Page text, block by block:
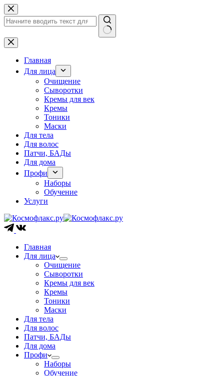
Перейти
к
сути
Ничего
не
найденоГлавная
Для лица
Очищение
Сыворотки
Кремы для век
Кремы
Тоники
Маски
Для тела
Для волос
Патчи, БАДы
Для дома
Профи
Наборы
Обучение
Услуги
Главная
Для лица
Очищение
Сыворотки
Кремы для век
Кремы
Тоники
Маски
Для тела
Для волос
Патчи, БАДы
Для дома
Профи
Наборы
Обучение